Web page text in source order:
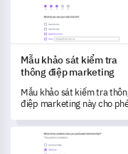
Mẫu khảo sát kiểm tra
thông điệp marketing
Mẫu khảo sát kiểm tra
điệp marketing này cho
tin cậy của các thông điệp
marketing của bạn.
Mẫu khảo sát spa hoặc